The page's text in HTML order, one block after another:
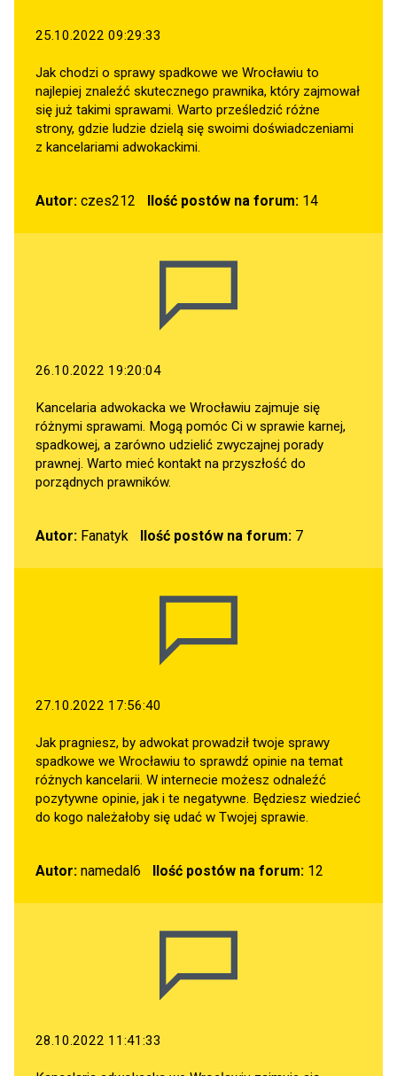
25.10.2022 09:29:33
Jak chodzi o sprawy spadkowe we Wrocławiu to
najlepiej znaleźć skutecznego prawnika, który zajmował
się już takimi sprawami. Warto prześledzić różne
strony, gdzie ludzie dzielą się swoimi doświadczeniami
z kancelariami adwokackimi.
Autor: czes212 Ilość postów na forum:14
26.10.2022 19:20:04
Kancelaria adwokacka we Wrocławiu zajmuje się
różnymi sprawami. Mogą pomóc Ci w sprawie karnej,
spadkowej, a zarówno udzielić zwyczajnej porady
prawnej. Warto mieć kontakt na przyszłość do
porządnych prawników.
Autor: Fanatyk Ilość postów na forum:7
27.10.2022 17:56:40
Jak pragniesz, by adwokat prowadził twoje sprawy
spadkowe we Wrocławiu to sprawdź opinie na temat
różnych kancelarii. W internecie możesz odnaleźć
pozytywne opinie, jak i te negatywne. Będziesz wiedzieć
do kogo należałoby się udać w Twojej sprawie.
Autor: namedal6 Ilość postów na forum:12
28.10.2022 11:41:33